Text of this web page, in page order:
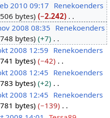
2010 09:17 Renekoenders
bytes
−2.242
2008 08:35 Renekoenders
bytes
+7
2008 12:59 Renekoenders
bytes
−42
2008 12:45 Renekoenders
bytes
+2
2008 12:45 Renekoenders
bytes
−139